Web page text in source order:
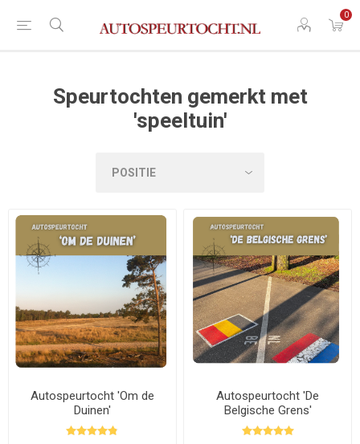
0
Speurtochten gemerkt met
'speeltuin'
Autospeurtocht 'Om de
Duinen'
Autospeurtocht 'De
Belgische Grens'